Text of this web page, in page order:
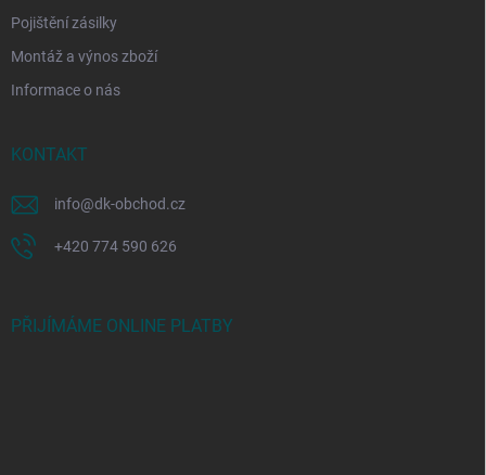
Pojištění zásilky
Montáž a výnos zboží
Informace o nás
KONTAKT
info@dk-obchod.cz
+420 774 590 626
PŘIJÍMÁME ONLINE PLATBY